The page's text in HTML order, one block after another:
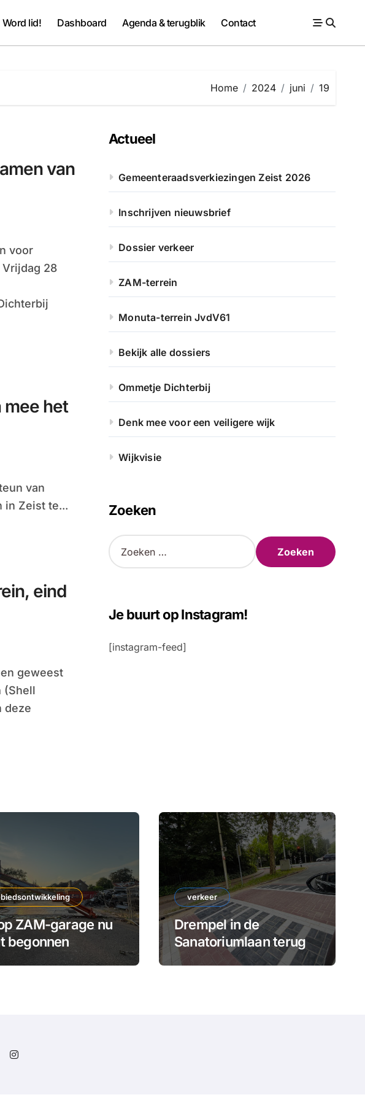
Word lid! Dashboard Agenda & terugblik Contact
Home 2024 juni 19
van
28
mee het
in Zeist te...
eind
(Shell
deze
Actueel
Gemeenteraadsverkiezingen Zeist 2026
Inschrijven nieuwsbrief
Dossier verkeer
ZAM-terrein
Monuta-terrein JvdV61
Bekijk alle dossiers
Ommetje Dichterbij
Denk mee voor een veiligere wijk
Wijkvisie
Zoeken
Z
o
n
a
Je buurt op Instagram!
[instagram-feed]
ZAM-garage nu
begonnen
verkeer
Drempel in de
Sanatoriumlaan terug